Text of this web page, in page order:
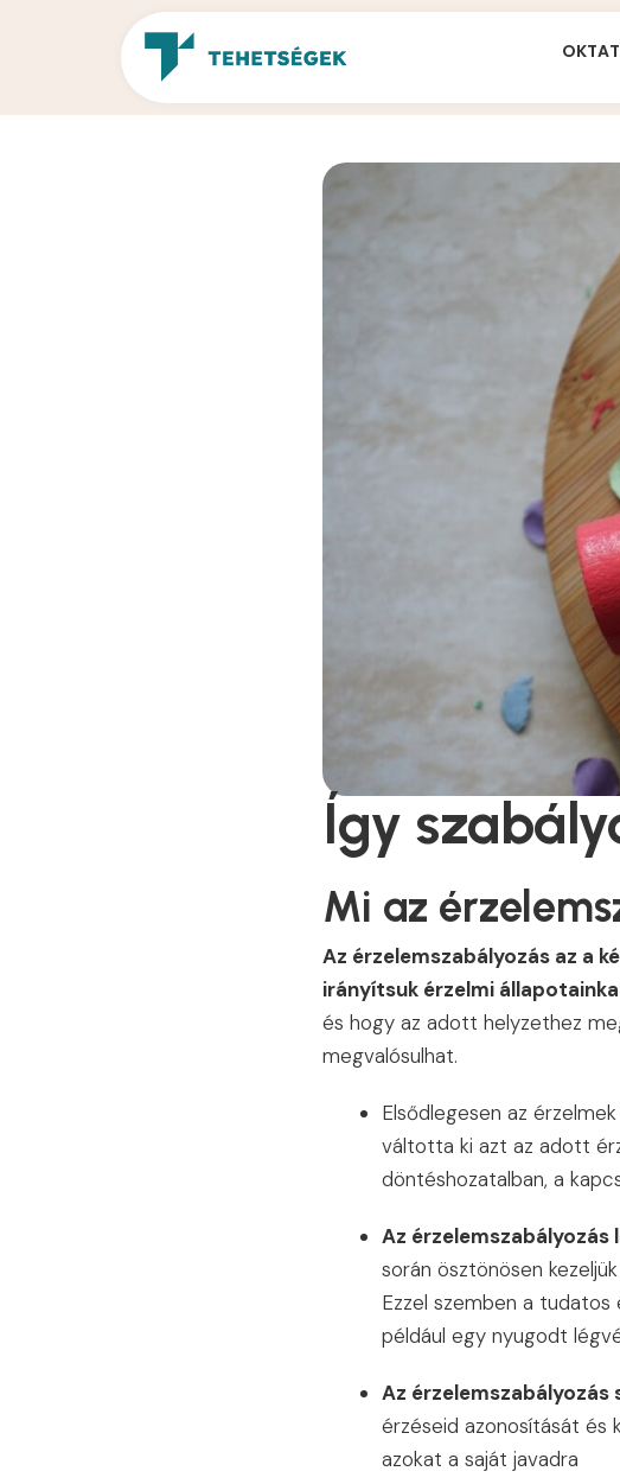
Így
Mi az
Az érzelemszabályozás az a
irányítsuk érzelmi
és hogy az adott helyzethez
megvalósulhat.
Elsődlegesen az
váltotta ki azt az adott
döntéshozatalban, a
Az
során ösztönösen
Ezzel szemben a tudatos
például egy nyugodt
Az
érzéseid azonosítását és
azokat a saját javadra